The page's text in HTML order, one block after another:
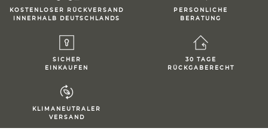
KOSTENLOSER RÜCKVERSAND
INNERHALB DEUTSCHLANDS
PERSONLICHE
BERATUNG
SICHER
EINKAUFEN
30 TAGE
RÜCKGABERECHT
KLIMANEUTRALER
VERSAND